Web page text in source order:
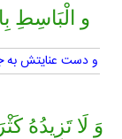
و الْبَاسِطِ
و دست عنايتش به
وَ لَا تَزِيدُهُ